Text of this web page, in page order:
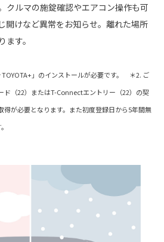
クルマの施錠確認やエアコン操作も可
開けなど異常をお知らせ。離れた場所
す。
TOYOTA+」のインストールが必要です。 ＊2. ご
ド（22）またはT-Connectエントリー（22）の契
得が必要となります。また初度登録日から5年間無